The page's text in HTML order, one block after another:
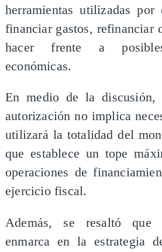
herramientas utilizadas
financiar gastos, refinanciar
hacer frente a
económicas.
En medio de la
autorización no implica
utilizará la totalidad del
que establece un tope
operaciones de
ejercicio fiscal.
Además, se resaltó que
enmarca en la estrategia